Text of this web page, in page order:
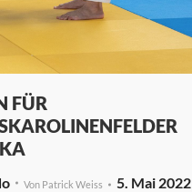
FÜR
J
Von Patrick Weiss 5. Mai 2022